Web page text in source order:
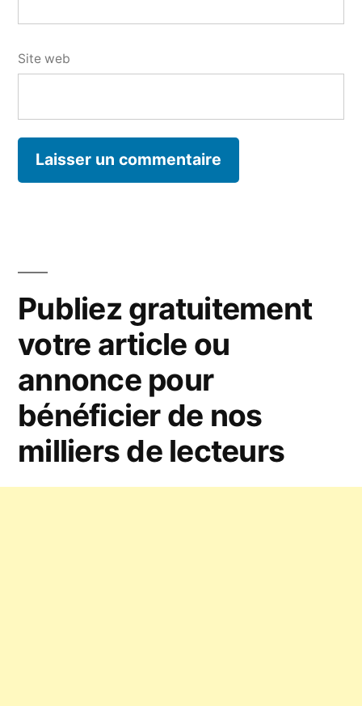
Site web
Publiez gratuitement
votre article ou
annonce pour
bénéficier de nos
milliers de lecteurs